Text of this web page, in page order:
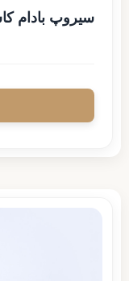
سیروپ بادام کاسیت